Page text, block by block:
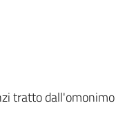
tratto